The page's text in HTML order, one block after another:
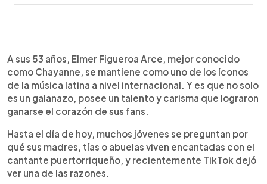
► Escuchar artículo
A sus 53 años, Elmer Figueroa Arce, mejor conocido
como Chayanne, se mantiene como uno de los íconos
de la música latina a nivel internacional. Y es que no solo
es un galanazo, posee un talento y carisma que lograron
ganarse el corazón de sus fans.
Hasta el día de hoy, muchos jóvenes se preguntan por
qué sus madres, tías o abuelas viven encantadas con el
cantante puertorriqueño, y recientemente TikTok dejó
ver una de las razones.